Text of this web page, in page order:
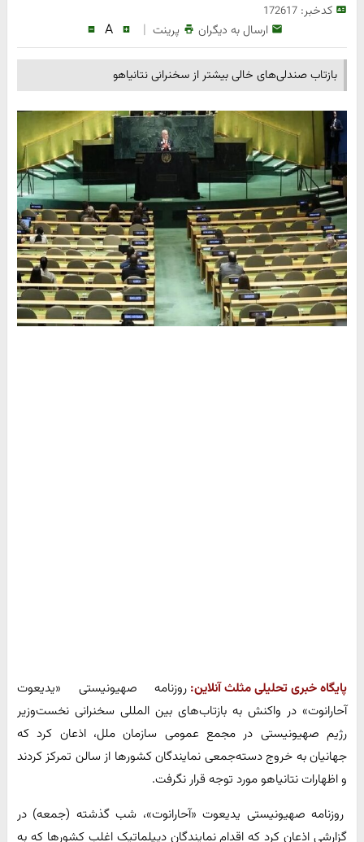
کدخبر:172617
ارسال به دیگران پرینت |
A
بازتاب صندلی‌های خالی بیشتر از سخنرانی نتانیاهو
پایگاه خبری تحلیلی مثلث آنلاین: روزنامه صهیونیستی «یدیعوت
آحارانوت» در واکنش به بازتاب‌های بین المللی سخنرانی نخست‌وزیر
رژیم صهیونیستی در مجمع عمومی سازمان ملل، اذعان کرد که
جهانیان به خروج دسته‌جمعی نمایندگان کشورها از سالن تمرکز کردند
و اظهارات نتانیاهو مورد توجه قرار نگرفت.
روزنامه صهیونیستی یدیعوت «آحارانوت»، شب گذشته (جمعه) در
گزارشی اذعان کرد که اقدام نمایندگان دیپلماتیک اغلب کشورها که به